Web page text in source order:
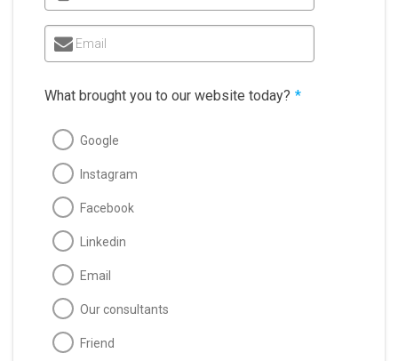
Email
What brought you to our website today? *
Google
Instagram
Facebook
Linkedin
Email
Our consultants
Friend